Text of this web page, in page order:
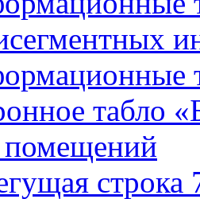
табло
строка